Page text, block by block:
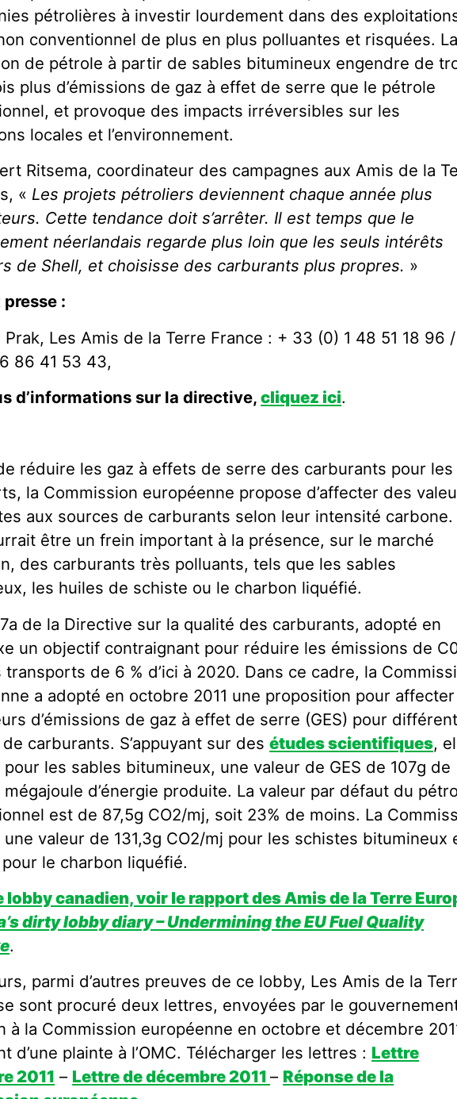
pétrolières à investir lourdement dans des
conventionnel de plus en plus polluantes et risquées. La
de pétrole à partir de sables bitumineux engendre de
plus d’émissions de gaz à effet de serre que le pétrole
et provoque des impacts irréversibles sur les
locales et l’environnement.
Ritsema, coordinateur des campagnes aux Amis de la
« Les projets pétroliers deviennent chaque année plus
Cette tendance doit s’arrêter. Il est temps que le
néerlandais regarde plus loin que les seuls intérêts
de Shell, et choisisse des carburants plus propres. »
:
Prak, Les Amis de la Terre France : + 33 (0) 1 48 51 18 96 /
86 41 53 43,
d’informations sur la directive,cliquez ici.
réduire les gaz à effets de serre des carburants pour les
la Commission européenne propose d’affecter des
aux sources de carburants selon leur intensité carbone.
être un frein important à la présence, sur le marché
des carburants très polluants, tels que les sables
les huiles de schiste ou le charbon liquéfié.
7a de la Directive sur la qualité des carburants, adopté en
un objectif contraignant pour réduire les émissions de
transports de 6 % d’ici à 2020. Dans ce cadre, la
a adopté en octobre 2011 une proposition pour affecter
d’émissions de gaz à effet de serre (GES) pour
carburants. S’appuyant sur desétudes scientifiques,
les sables bitumineux, une valeur de GES de 107g de
mégajoule d’énergie produite. La valeur par défaut du
est de 87,5g CO2/mj, soit 23% de moins. La
une valeur de 131,3g CO2/mj pour les schistes bitumineux
le charbon liquéfié.
lobby canadien, voir le rapport des Amis de la Terre
dirty lobby diary – Undermining the EU Fuel Quality
.
parmi d’autres preuves de ce lobby, Les Amis de la
sont procuré deux lettres, envoyées par le
à la Commission européenne en octobre et décembre
d’une plainte à l’OMC. Télécharger les lettres : Lettre
2011 – Lettre de décembre 2011– Réponse de la